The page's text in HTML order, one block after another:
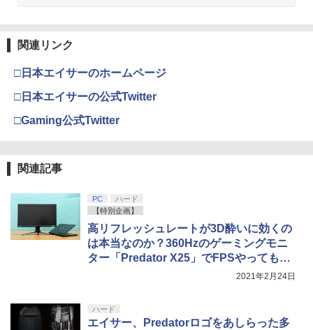
関連リンク
□日本エイサーのホームページ
□日本エイサーの公式Twitter
□Gaming公式Twitter
関連記事
PC
ハード
【特別企画】
高リフレッシュレートが3D酔いに効くの
は本当なのか？360Hzのゲーミングモニ
ター「Predator X25」でFPSやっても頭
痛に悩まされない世界を体験した2021年2月24日
ハード
エイサー、Predatorロゴをあしらった多